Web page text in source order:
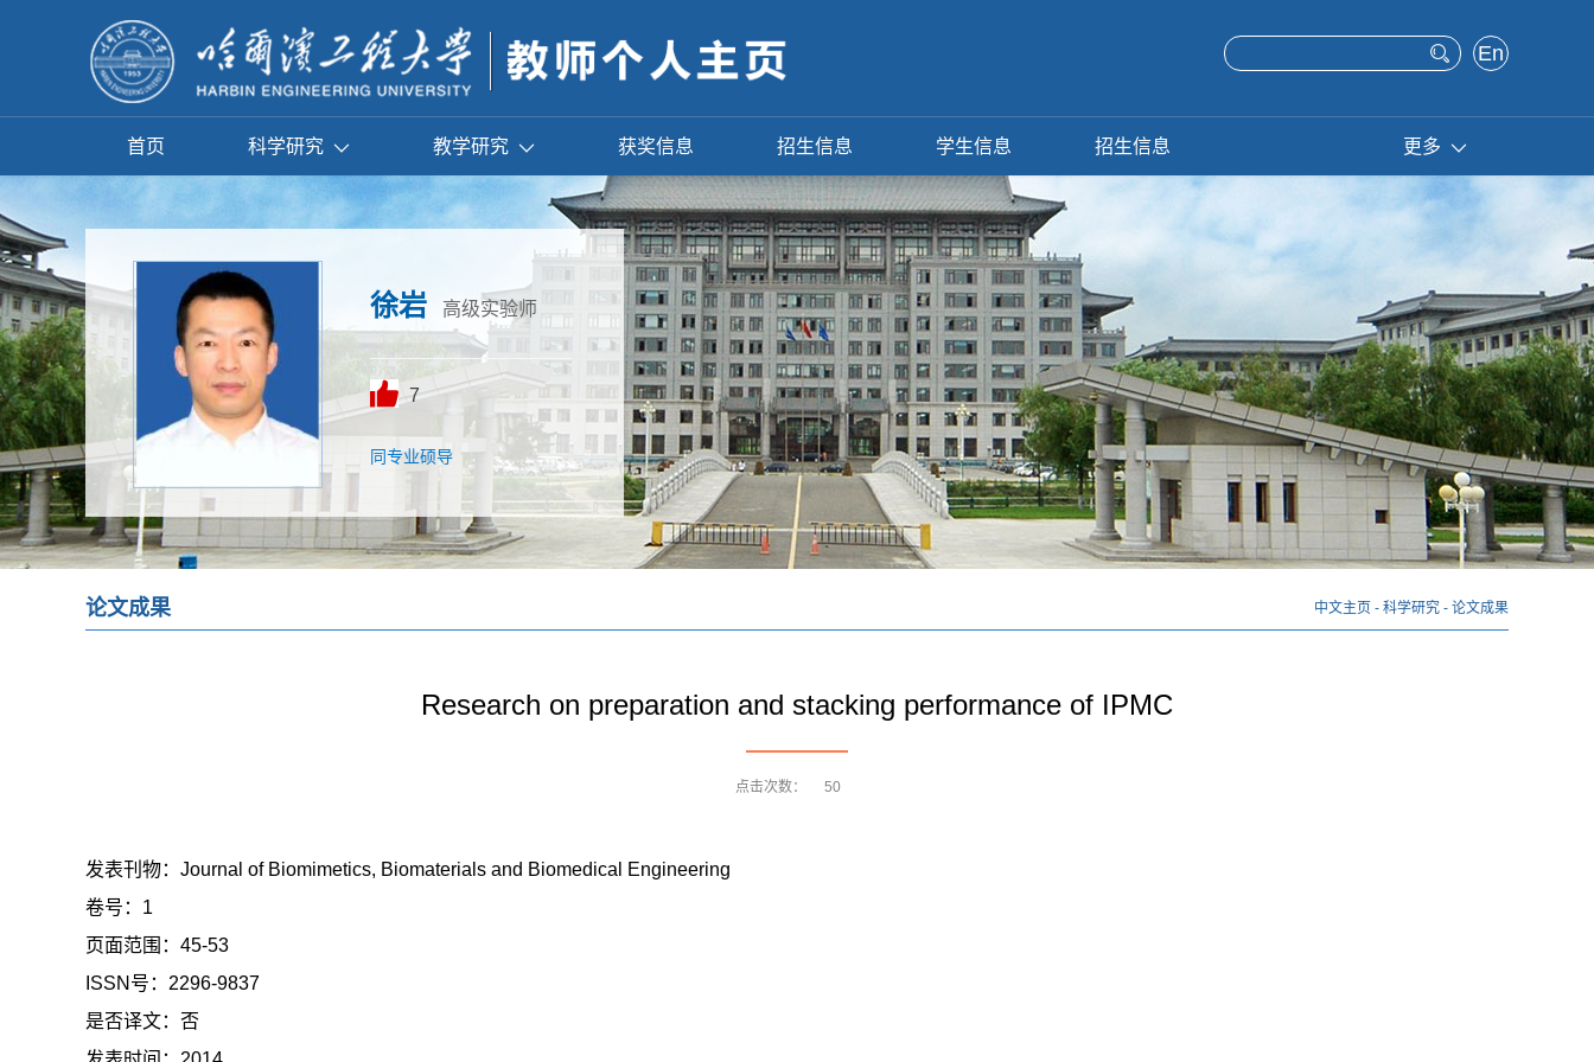
En
h
首页 科学研究 教学研究 获奖信息 招生信息 学生信息 招生信息 更多
徐岩 高级实验师
7
同专业硕导
论文成果 中文主页 - 科学研究 - 论文成果
Research on preparation and stacking performance of IPMC
点击次数： 50
发表刊物： Journal of Biomimetics, Biomaterials and Biomedical Engineering
卷号： 1
页面范围： 45-53
ISSN号： 2296-9837
是否译文： 否